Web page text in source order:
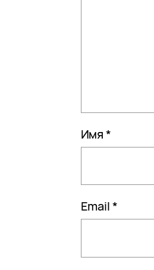
Имя*
Email*